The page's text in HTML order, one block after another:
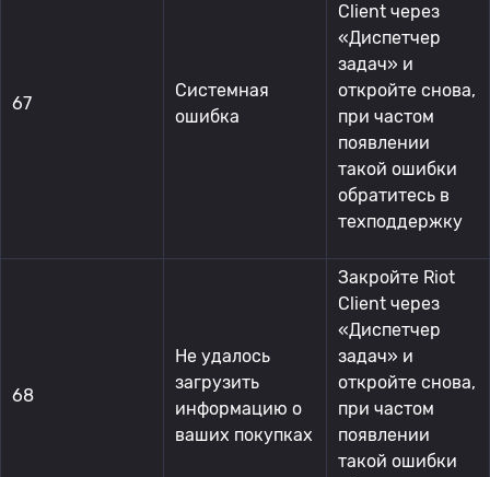
67
Системная
ошибка
Client через
«Диспетчер
задач» и
откройте снова,
при частом
появлении
такой ошибки
обратитесь в
техподдержку
68
Не удалось
загрузить
информацию о
ваших покупках
Закройте Riot
Client через
«Диспетчер
задач» и
откройте снова,
при частом
появлении
такой ошибки